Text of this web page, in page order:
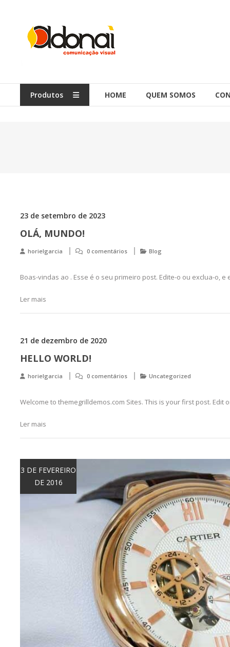
conteúdo
Produtos HOME QUEM SOMOS
23 de setembro de 2023
OLÁ, MUNDO!
horielgarcia 0 comentários Blog
Boas-vindas ao . Esse é o seu primeiro post. Edite-o ou exclua-o,
Ler mais
21 de dezembro de 2020
HELLO WORLD!
horielgarcia 0 comentários Uncategorized
Welcome to themegrilldemos.com Sites. This is your first post. Edit
Ler mais
3 DE FEVEREIRO
DE 2016